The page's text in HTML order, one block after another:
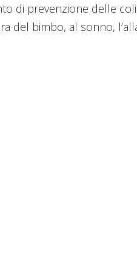
di prevenzione delle
del bimbo, al sonno,